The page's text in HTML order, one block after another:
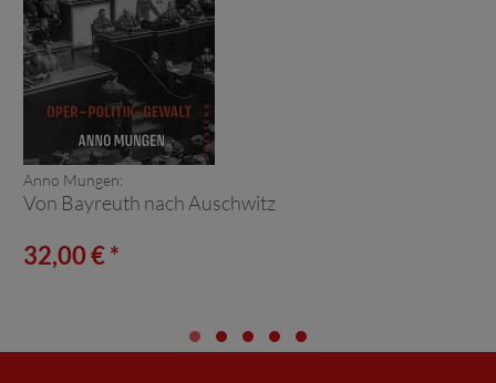
Anno Mungen:
Von Bayreuth nach Auschwitz
32,00 € *